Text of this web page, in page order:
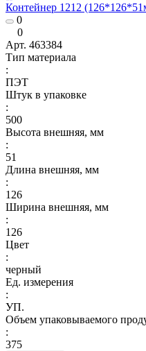
Контейнер 1212
0
0
Арт. 463384
Тип материала
:
ПЭТ
Штук в упаковке
:
500
Высота внешняя, мм
:
51
Длина внешняя, мм
:
126
Ширина внешняя, мм
:
126
Цвет
:
черный
Ед. измерения
:
УП.
Объем упаковываемого
:
375